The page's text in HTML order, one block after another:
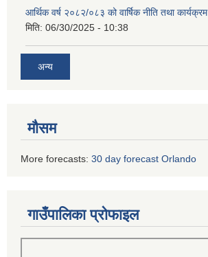
आर्थिक वर्ष २०८२/०८३ को वार्षिक नीति तथा कार्यक्रम
मिति: 06/30/2025 - 10:38
अन्य
मौसम
More forecasts: 30 day forecast Orlando
गाउँपालिका प्रोफाइल